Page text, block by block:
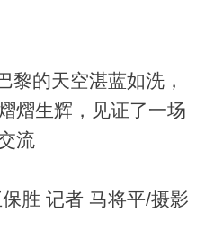
黎的天空湛蓝如洗，
熠生辉，见证了一场
流
胜 记者 马将平/摄影